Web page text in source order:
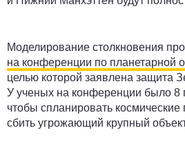
Моделирование столкновения
на конференции по планетарной
целью которой заявлена защита
У ученых на конференции было 8
чтобы спланировать
сбить угрожающий крупный